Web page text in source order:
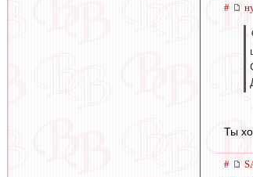
#
Ты
#